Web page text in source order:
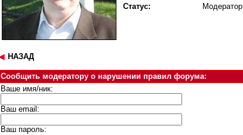
Статус:
Модератор
НАЗАД
Сообщить модератору о нарушении правил форума:
Ваше имя/ник:
Ваш email:
Ваш пароль: